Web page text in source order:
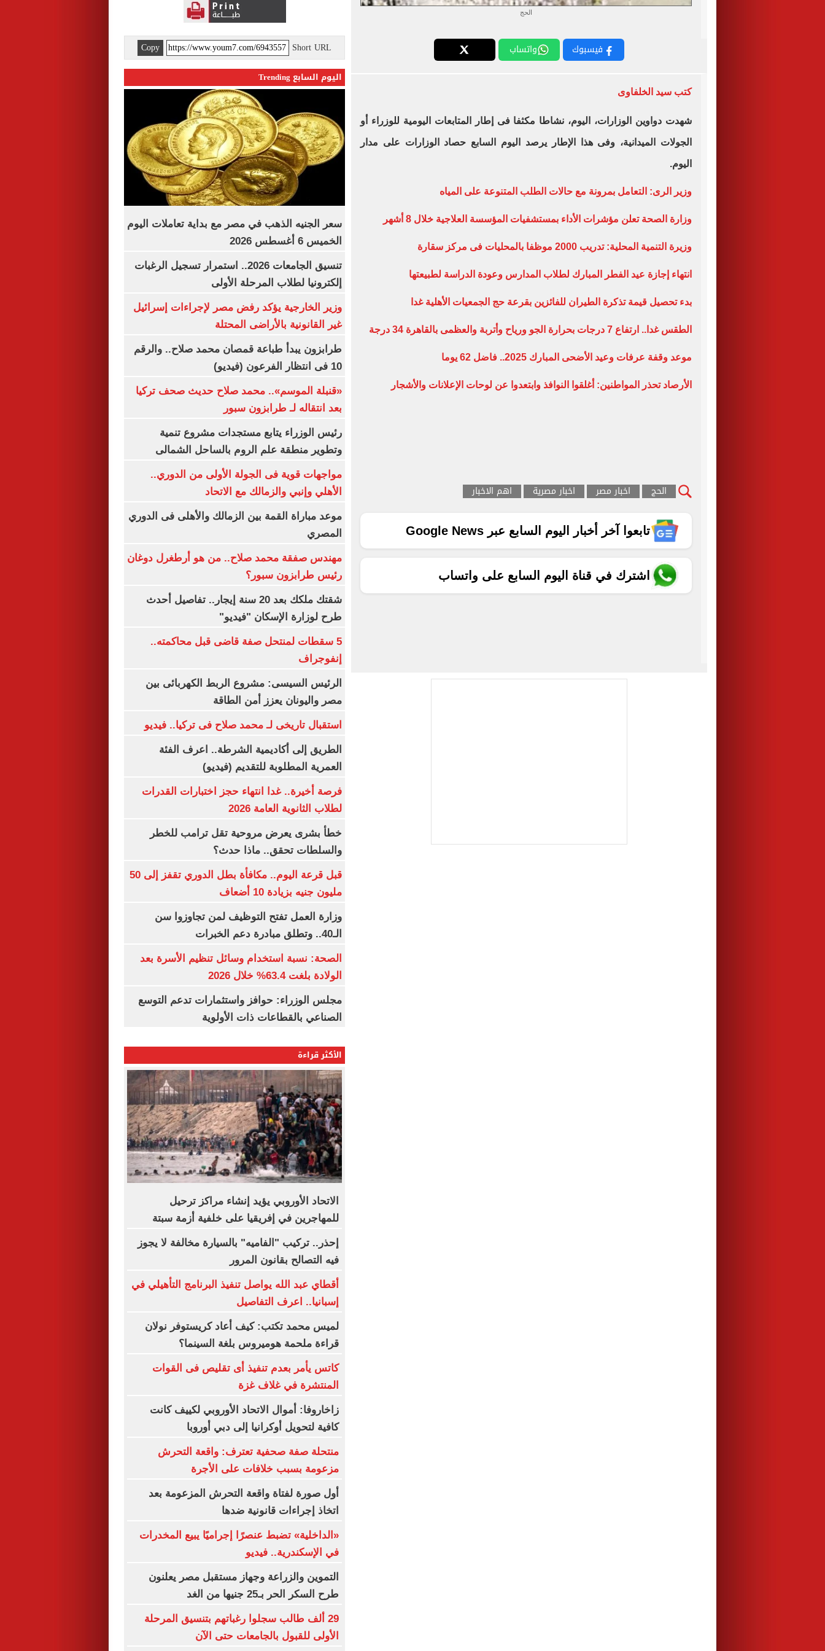
الحج
فيسبوك واتساب
كتب سيد الخلفاوى
شهدت دواوين الوزارات، اليوم، نشاطا مكثفا فى إطار المتابعات اليومية للوزراء أو
الجولات الميدانية، وفى هذا الإطار يرصد اليوم السابع حصاد الوزارات على مدار
اليوم.
وزير الرى: التعامل بمرونة مع حالات الطلب المتنوعة على المياه
وزارة الصحة تعلن مؤشرات الأداء بمستشفيات المؤسسة العلاجية خلال 8 أشهر
وزيرة التنمية المحلية: تدريب 2000 موظفا بالمحليات فى مركز سقارة
انتهاء إجازة عيد الفطر المبارك لطلاب المدارس وعودة الدراسة لطبيعتها
بدء تحصيل قيمة تذكرة الطيران للفائزين بقرعة حج الجمعيات الأهلية غدا
الطقس غدا.. ارتفاع 7 درجات بحرارة الجو ورياح وأتربة والعظمى بالقاهرة 34 درجة
موعد وقفة عرفات وعيد الأضحى المبارك 2025.. فاضل 62 يوما
الأرصاد تحذر المواطنين: أغلقوا النوافذ وابتعدوا عن لوحات الإعلانات والأشجار
الحج اخبار مصر اخبار مصرية اهم الاخبار
تابعوا آخر أخبار اليوم السابع عبر Google News
اشترك في قناة اليوم السابع على واتساب
Short URL
Copy
اليوم السابع Trending
سعر الجنيه الذهب في مصر مع بداية تعاملات اليوم
الخميس 6 أغسطس 2026
تنسيق الجامعات 2026.. استمرار تسجيل الرغبات
إلكترونيا لطلاب المرحلة الأولى
وزير الخارجية يؤكد رفض مصر لإجراءات إسرائيل
غير القانونية بالأراضى المحتلة
طرابزون يبدأ طباعة قمصان محمد صلاح.. والرقم
10 فى انتظار الفرعون (فيديو)
«قنبلة الموسم».. محمد صلاح حديث صحف تركيا
بعد انتقاله لـ طرابزون سبور
رئيس الوزراء يتابع مستجدات مشروع تنمية
وتطوير منطقة علم الروم بالساحل الشمالى
مواجهات قوية فى الجولة الأولى من الدوري..
الأهلي وإنبي والزمالك مع الاتحاد
موعد مباراة القمة بين الزمالك والأهلى فى الدوري
المصري
مهندس صفقة محمد صلاح.. من هو أرطغرل دوغان
رئيس طرابزون سبور؟
شقتك ملكك بعد 20 سنة إيجار.. تفاصيل أحدث
طرح لوزارة الإسكان "فيديو"
5 سقطات لمنتحل صفة قاضى قبل محاكمته..
إنفوجراف
الرئيس السيسى: مشروع الربط الكهربائى بين
مصر واليونان يعزز أمن الطاقة
استقبال تاريخى لـ محمد صلاح فى تركيا.. فيديو
الطريق إلى أكاديمية الشرطة.. اعرف الفئة
العمرية المطلوبة للتقديم (فيديو)
فرصة أخيرة.. غدا انتهاء حجز اختبارات القدرات
لطلاب الثانوية العامة 2026
خطأ بشرى يعرض مروحية تقل ترامب للخطر
والسلطات تحقق.. ماذا حدث؟
قبل قرعة اليوم.. مكافأة بطل الدوري تقفز إلى 50
مليون جنيه بزيادة 10 أضعاف
وزارة العمل تفتح التوظيف لمن تجاوزوا سن
الـ40.. وتطلق مبادرة دعم الخبرات
الصحة: نسبة استخدام وسائل تنظيم الأسرة بعد
الولادة بلغت 63.4% خلال 2026
مجلس الوزراء: حوافز واستثمارات تدعم التوسع
الصناعي بالقطاعات ذات الأولوية
الأكثر قراءة
الاتحاد الأوروبي يؤيد إنشاء مراكز ترحيل
للمهاجرين في إفريقيا على خلفية أزمة سبتة
إحذر.. تركيب "الفاميه" بالسيارة مخالفة لا يجوز
فيه التصالح بقانون المرور
أقطاي عبد الله يواصل تنفيذ البرنامج التأهيلي في
إسبانيا.. اعرف التفاصيل
لميس محمد تكتب: كيف أعاد كريستوفر نولان
قراءة ملحمة هوميروس بلغة السينما؟
كاتس يأمر بعدم تنفيذ أى تقليص فى القوات
المنتشرة في غلاف غزة
زاخاروفا: أموال الاتحاد الأوروبي لكييف كانت
كافية لتحويل أوكرانيا إلى دبي أوروبا
منتحلة صفة صحفية تعترف: واقعة التحرش
مزعومة بسبب خلافات على الأجرة
أول صورة لفتاة واقعة التحرش المزعومة بعد
اتخاذ إجراءات قانونية ضدها
«الداخلية» تضبط عنصرًا إجراميًا يبيع المخدرات
في الإسكندرية.. فيديو
التموين والزراعة وجهاز مستقبل مصر يعلنون
طرح السكر الحر بـ25 جنيها من الغد
29 ألف طالب سجلوا رغباتهم بتنسيق المرحلة
الأولى للقبول بالجامعات حتى الآن